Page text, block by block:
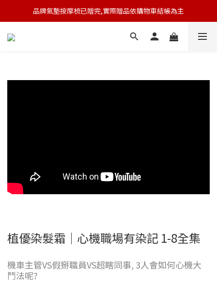
🆕 新會員註冊開卡送9折券 💰
品牌氣墊按摩梳已贈完,實際贈品依購物車結帳為主
🆕 新會員註冊開卡送9折券 💰
植優染髮霜│心機職場有染記 1-8全集
機車主管VS假掰職員VS超瞎同事, 3人會如何心機大
鬥法呢?